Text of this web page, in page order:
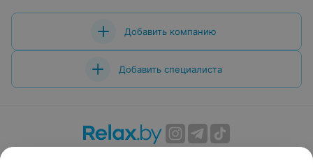
Добавить компанию
Добавить специалиста